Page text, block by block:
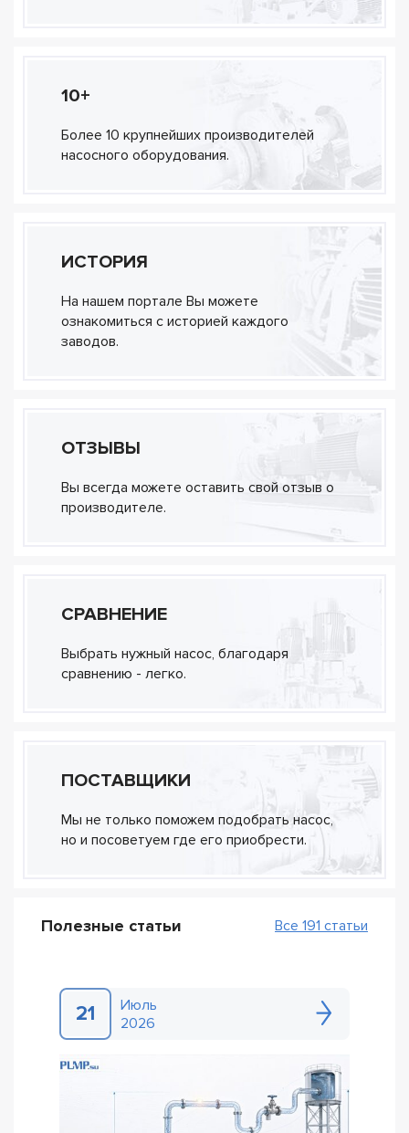
10+
Более 10 крупнейших производителей
насосного оборудования.
ИСТОРИЯ
На нашем портале Вы можете
ознакомиться с историей каждого
заводов.
ОТЗЫВЫ
Вы всегда можете оставить свой отзыв о
производителе.
СРАВНЕНИЕ
Выбрать нужный насос, благодаря
сравнению - легко.
ПОСТАВЩИКИ
Мы не только поможем подобрать насос,
но и посоветуем где его приобрести.
Полезные статьи Все 191 статьи
21
Июль
2026